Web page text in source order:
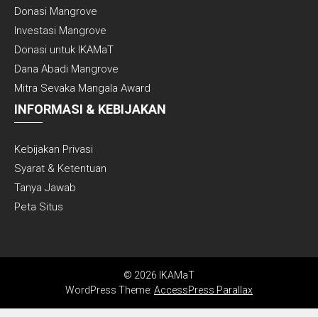
Donasi Mangrove
Investasi Mangrove
Donasi untuk IKAMaT
Dana Abadi Mangrove
Mitra Sevaka Mangala Award
INFORMASI & KEBIJAKAN
Kebijakan Privasi
Syarat & Ketentuan
Tanya Jawab
Peta Situs
© 2026 IKAMaT
WordPress Theme: AccessPress Parallax